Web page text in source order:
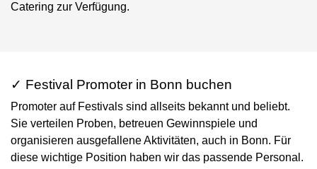
Catering zur Verfügung.
✓ Festival Promoter in Bonn buchen
Promoter auf Festivals sind allseits bekannt und beliebt.
Sie verteilen Proben, betreuen Gewinnspiele und
organisieren ausgefallene Aktivitäten, auch in Bonn. Für
diese wichtige Position haben wir das passende Personal.